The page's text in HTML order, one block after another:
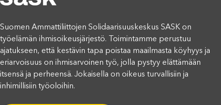
Suomen Ammattiliittojen Solidaarisuuskeskus SASK on
työelämän ihmisoikeusjärjestö. Toimintamme perustuu
ajatukseen, että kestävin tapa poistaa maailmasta köyhyys ja
eriarvoisuus on ihmisarvoinen työ, jolla pystyy elättämään
itsensä ja perheensä. Jokaisella on oikeus turvallisiin ja
inhimillisiin työoloihin.